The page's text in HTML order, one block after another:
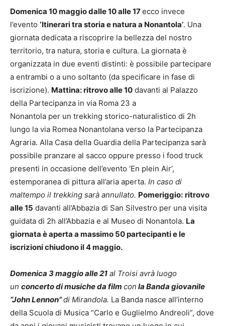
Domenica 10 maggio dalle 10 alle 17ecco invece
l’evento ‘Itinerari tra storia e natura a Nonantola’. Una
giornata dedicata a riscoprire la bellezza del nostro
territorio, tra natura, storia e cultura. La giornata è
organizzata in due eventi distinti: è possibile partecipare
a entrambi o a uno soltanto (da specificare in fase di
iscrizione). Mattina: ritrovo alle 10 davanti al Palazzo
della Partecipanza in via Roma 23 a
Nonantola per un trekking storico-naturalistico di 2h
lungo la via Romea Nonantolana verso la Partecipanza
Agraria. Alla Casa della Guardia della Partecipanza sarà
possibile pranzare al sacco oppure presso i food truck
presenti in occasione dell’evento ‘En plein Air’,
estemporanea di pittura all’aria aperta. In caso di
maltempo il trekking sarà annullato. Pomeriggio: ritrovo
alle 15 davanti all’Abbazia di San Silvestro per una visita
guidata di 2h all’Abbazia e al Museo di Nonantola. La
giornata è aperta a massimo 50 partecipanti e le
iscrizioni chiudono il 4 maggio.
Domenica 3 maggio alle 21 al Troisi avrà luogo
un concerto di musiche da film con la Banda giovanile
“John Lennon”di Mirandola. La Banda na­sce all’interno
della Scuola di Musica “Carlo e Guglielmo Andreoli”, dove